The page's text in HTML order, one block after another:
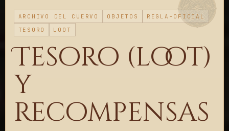
ARCHIVO DEL CUERVO OBJETOS
REGLA-OFICIAL
TESORO
LOOT
Tesoro (loot)
y
recompensas